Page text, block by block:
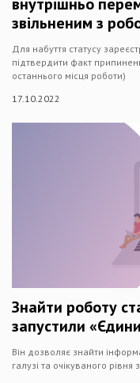
звільненим з
Для набуття статусу
підтвердити факт
останнього місця роботи)
17.10.2022
Знайти роботу
запустили
Він дозволяє знайти
галузі та очікуваного рівня